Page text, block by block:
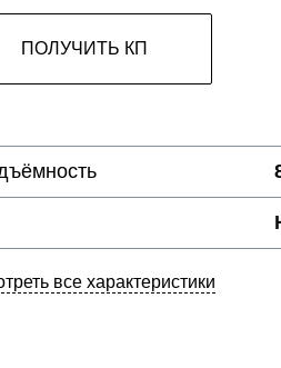
ПОЛУЧИТЬ КП
все характеристики